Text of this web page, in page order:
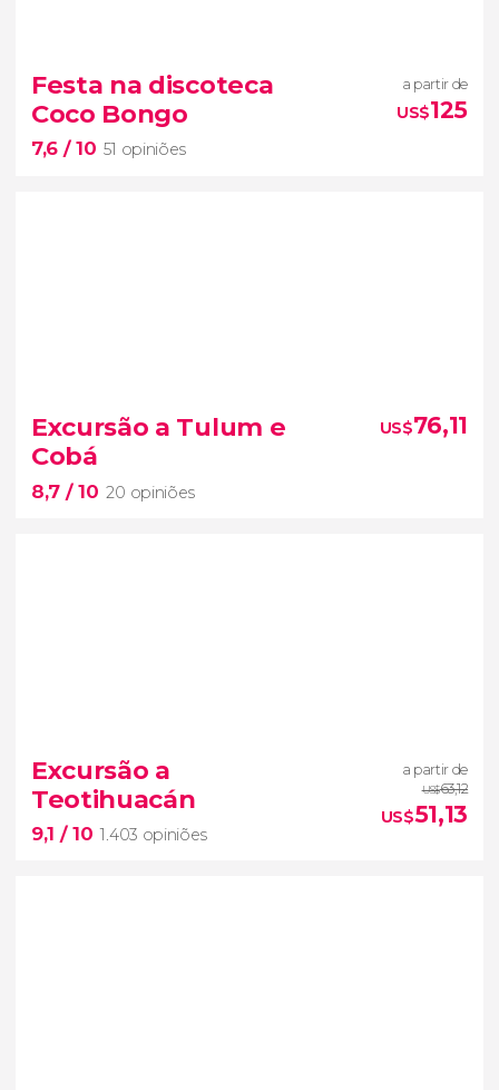
271 opiniões
parque de diversões repleto
de atrações
Festa na discoteca
Coco Bongo
7,6 / 10 51 opiniões
a partir de
US$125
51 opiniões
salas de festa e discotecas mais populares de
Cancún
Excursão a Tulum e
Cobá
8,7 / 10 20 opiniões
US$76,11
excursão a Tulum e Cobá
templos históricos e as águas cristalinas
Excursão a
Teotihuacán
9,1 / 10 1.403 opiniões
a partir de
US$63,12
US$51,13